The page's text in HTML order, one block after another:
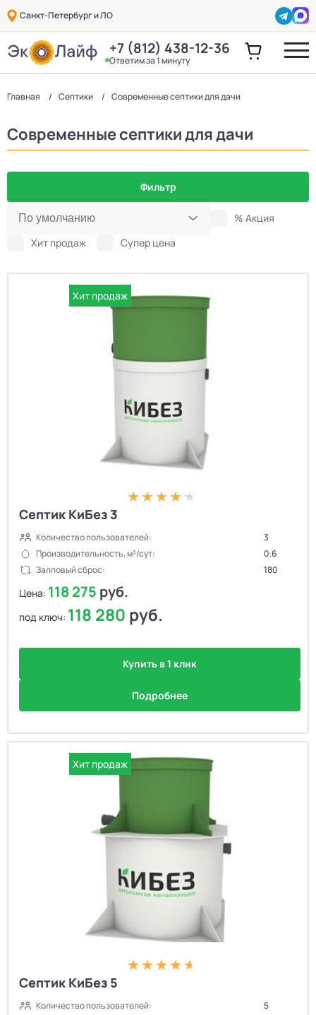
Санкт-Петербург и ЛО
+7 (812) 438-12-36
Ответим за 1 минуту
Главная Септики Современные септики для дачи
Современные септики для дачи
Фильтр
% Акция
Хит продаж
Супер цена
Хит продаж
Септик КиБез 3
Количество пользователей:
3
Производительность, м³/сут:
0.6
Залповый сброс:
180
Цена: 118 275 руб.
под ключ: 118 280 руб.
Купить в 1 клик
Подробнее
Хит продаж
Септик КиБез 5
Количество пользователей:
5